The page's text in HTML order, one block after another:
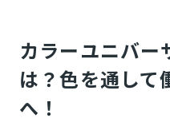
カラーユニバー
は？色を通して
へ！